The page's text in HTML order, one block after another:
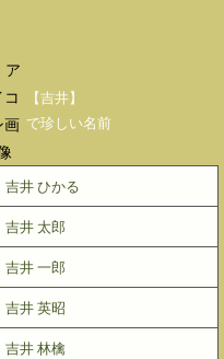
【吉井】
で珍しい名前
吉井 ひかる
吉井 太郎
吉井 一郎
吉井 英昭
吉井 林檎